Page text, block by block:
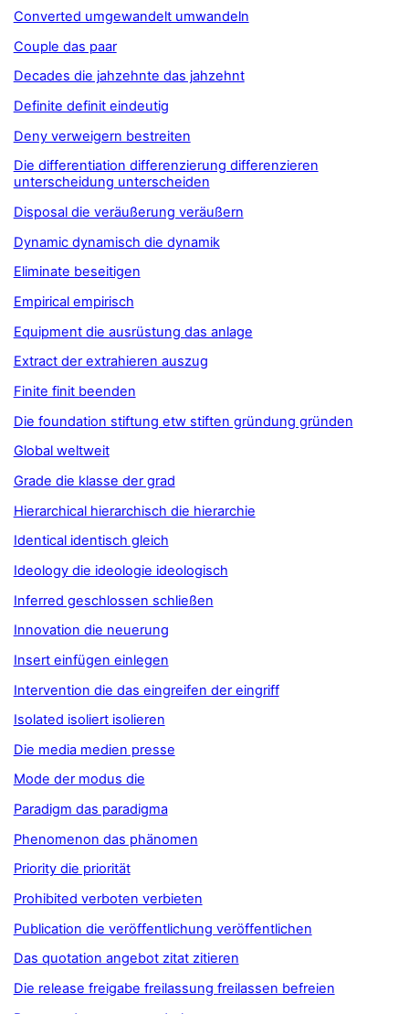
Converted umgewandelt umwandeln
Couple das paar
Decades die jahzehnte das jahzehnt
Definite definit eindeutig
Deny verweigern bestreiten
Die differentiation differenzierung differenzieren
unterscheidung unterscheiden
Disposal die veräußerung veräußern
Dynamic dynamisch die dynamik
Eliminate beseitigen
Empirical empirisch
Equipment die ausrüstung das anlage
Extract der extrahieren auszug
Finite finit beenden
Die foundation stiftung etw stiften gründung gründen
Global weltweit
Grade die klasse der grad
Hierarchical hierarchisch die hierarchie
Identical identisch gleich
Ideology die ideologie ideologisch
Inferred geschlossen schließen
Innovation die neuerung
Insert einfügen einlegen
Intervention die das eingreifen der eingriff
Isolated isoliert isolieren
Die media medien presse
Mode der modus die
Paradigm das paradigma
Phenomenon das phänomen
Priority die priorität
Prohibited verboten verbieten
Publication die veröffentlichung veröffentlichen
Das quotation angebot zitat zitieren
Die release freigabe freilassung freilassen befreien